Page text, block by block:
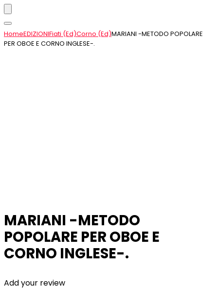
HomeEDIZIONIFiati (Ed)Corno (Ed)MARIANI -METODO POPOLARE
PER OBOE E CORNO INGLESE-.
MARIANI -METODO
POPOLARE PER OBOE E
CORNO INGLESE-.
Add your review